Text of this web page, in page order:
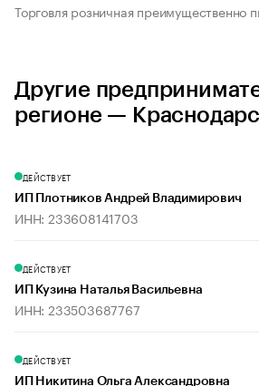
Торговля розничная преимущественно
Другие
регионе —
ДЕЙСТВУЕТ
ИП Плотников Андрей Владимирович
ИНН: 233608141703
ДЕЙСТВУЕТ
ИП Кузина Наталья Васильевна
ИНН: 233503687767
ДЕЙСТВУЕТ
ИП Никитина Ольга Александровна